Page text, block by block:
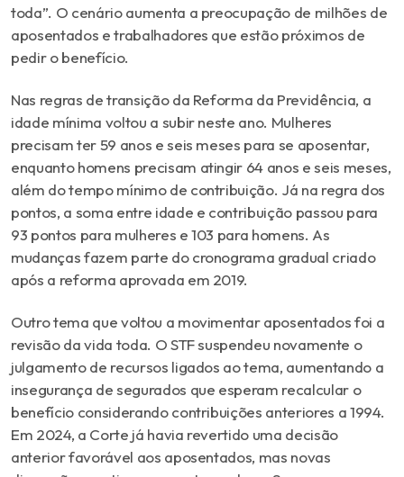
toda”. O cenário aumenta a preocupação de milhões de
aposentados e trabalhadores que estão próximos de
pedir o benefício.
Nas regras de transição da Reforma da Previdência, a
idade mínima voltou a subir neste ano. Mulheres
precisam ter 59 anos e seis meses para se aposentar,
enquanto homens precisam atingir 64 anos e seis meses,
além do tempo mínimo de contribuição. Já na regra dos
pontos, a soma entre idade e contribuição passou para
93 pontos para mulheres e 103 para homens. As
mudanças fazem parte do cronograma gradual criado
após a reforma aprovada em 2019.
Outro tema que voltou a movimentar aposentados foi a
revisão da vida toda. O STF suspendeu novamente o
julgamento de recursos ligados ao tema, aumentando a
insegurança de segurados que esperam recalcular o
benefício considerando contribuições anteriores a 1994.
Em 2024, a Corte já havia revertido uma decisão
anterior favorável aos aposentados, mas novas